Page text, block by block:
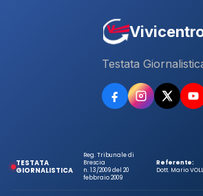
Testata
TESTATA
GIORNALISTICA
Reg. Tribunale di
Brescia
n. 13/2009 del 20
febbraio 2009
Referente:
Dott. Mario